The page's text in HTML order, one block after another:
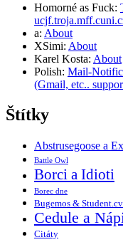
Homorné as Fuck:
a: About
XSimi: About
Karel Kosta: About
Polish: Mail-
(Gmail, etc..
Štítky
Abstrusegoose a
Battle Owl
Borci a Idioti
Borec dne
Bugemos &
Cedule a
Citáty